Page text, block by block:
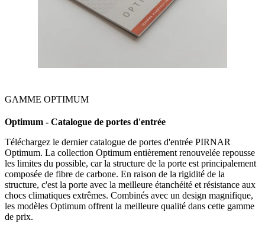
GAMME OPTIMUM
Optimum - Catalogue de portes d'entrée
Téléchargez le dernier catalogue de portes d'entrée PIRNAR
Optimum. La collection Optimum entièrement renouvelée repousse
les limites du possible, car la structure de la porte est principalement
composée de fibre de carbone. En raison de la rigidité de la
structure, c'est la porte avec la meilleure étanchéité et résistance aux
chocs climatiques extrêmes. Combinés avec un design magnifique,
les modèles Optimum offrent la meilleure qualité dans cette gamme
de prix.